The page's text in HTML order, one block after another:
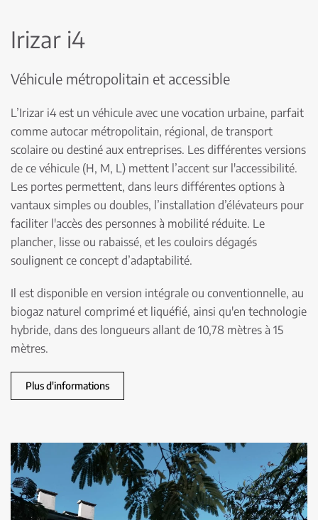
Irizar i4
Véhicule métropolitain et accessible
L’Irizar i4 est un véhicule avec une vocation urbaine, parfait
comme autocar métropolitain, régional, de transport
scolaire ou destiné aux entreprises. Les différentes versions
de ce véhicule (H, M, L) mettent l’accent sur l'accessibilité.
Les portes permettent, dans leurs différentes options à
vantaux simples ou doubles, l’installation d’élévateurs pour
faciliter l'accès des personnes à mobilité réduite. Le
plancher, lisse ou rabaissé, et les couloirs dégagés
soulignent ce concept d’adaptabilité.
Il est disponible en version intégrale ou conventionnelle, au
biogaz naturel comprimé et liquéfié, ainsi qu'en technologie
hybride, dans des longueurs allant de 10,78 mètres à 15
mètres.
Plus d'informations